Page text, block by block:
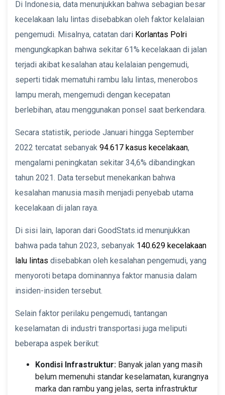
Di Indonesia, data menunjukkan bahwa sebagian besar
kecelakaan lalu lintas disebabkan oleh faktor kelalaian
pengemudi. Misalnya, catatan dari Korlantas Polri
mengungkapkan bahwa sekitar 61% kecelakaan di jalan
terjadi akibat kesalahan atau kelalaian pengemudi,
seperti tidak mematuhi rambu lalu lintas, menerobos
lampu merah, mengemudi dengan kecepatan
berlebihan, atau menggunakan ponsel saat berkendara.
Secara statistik, periode Januari hingga September
2022 tercatat sebanyak 94.617 kasus kecelakaan,
mengalami peningkatan sekitar 34,6% dibandingkan
tahun 2021. Data tersebut menekankan bahwa
kesalahan manusia masih menjadi penyebab utama
kecelakaan di jalan raya.
Di sisi lain, laporan dari GoodStats.id menunjukkan
bahwa pada tahun 2023, sebanyak 140.629 kecelakaan
lalu lintas disebabkan oleh kesalahan pengemudi, yang
menyoroti betapa dominannya faktor manusia dalam
insiden-insiden tersebut.
Selain faktor perilaku pengemudi, tantangan
keselamatan di industri transportasi juga meliputi
beberapa aspek berikut:
Kondisi Infrastruktur: Banyak jalan yang masih
belum memenuhi standar keselamatan, kurangnya
marka dan rambu yang jelas, serta infrastruktur